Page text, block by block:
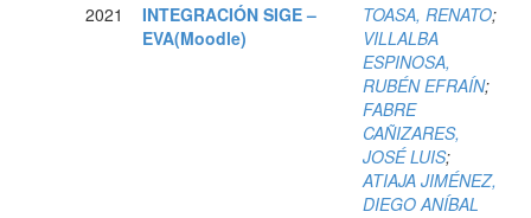
2021
INTEGRACIÓN SIGE –
EVA(Moodle)
TOASA, RENATO;
VILLALBA
ESPINOSA,
RUBÉN EFRAÍN;
FABRE
CAÑIZARES,
JOSÉ LUIS;
ATIAJA JIMÉNEZ,
DIEGO ANÍBAL